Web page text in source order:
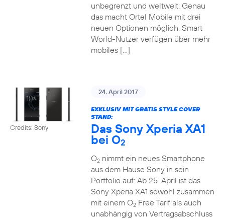
unbegrenzt und weltweit: Genau
das macht Ortel Mobile mit drei
neuen Optionen möglich. Smart
World-Nutzer verfügen über mehr
mobiles […]
Credits: Sony
24. April 2017
EXKLUSIV MIT GRATIS STYLE COVER
STAND:
Das Sony Xperia XA1
bei O2
O2nimmt ein neues Smartphone
aus dem Hause Sony in sein
Portfolio auf: Ab 25. April ist das
Sony Xperia XA1 sowohl zusammen
mit einem O2Free Tarif als auch
unabhängig von Vertragsabschluss